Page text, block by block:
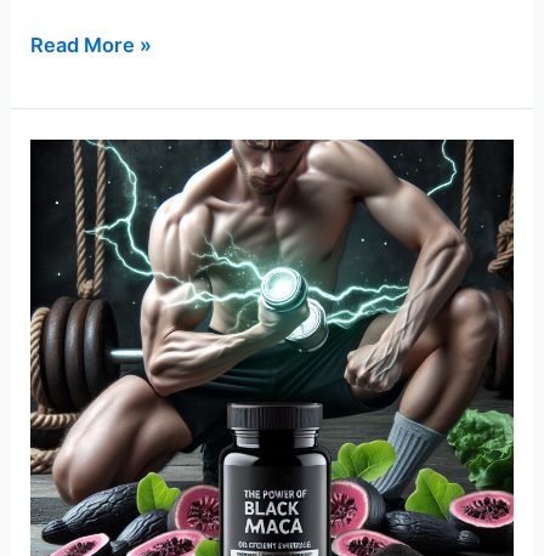
활
산
소
삶
의
비
밀
알
아
보
기
Read More »